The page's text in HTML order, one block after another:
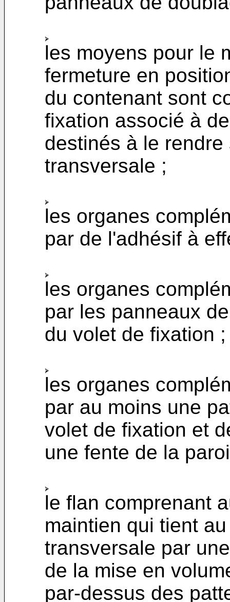
les moyens pour le
fermeture en
du contenant sont
fixation associé à
destinés à le
transversale ;
les organes
par de l'adhésif à
les organes
par les panneaux
du volet de fixation ;
les organes
par au moins une
volet de fixation et
une fente de la
le flan comprenant
maintien qui tient
transversale par
de la mise en
par-dessus des